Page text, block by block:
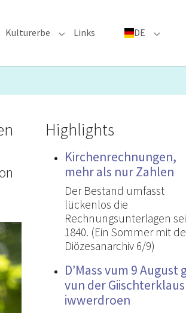
for "Große Ereignisse"
Kulturerbe Submenu for "Kulturerbe"
Links DE
Highlights
Kirchenrechnungen,
mehr als nur Zahlen
Der Bestand umfasst
lückenlos die
Rechnungsunterlagen
1840. (Ein Sommer mit
Diözesanarchiv 6/9)
D’Mass vum 9 August
vun der Giischterklaus
iwwerdroen